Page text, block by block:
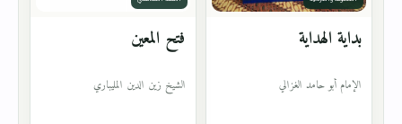
بداية الهداية
الإمام أبو حامد الغزالي
فتح المعين
الشيخ زين الدين المليباري